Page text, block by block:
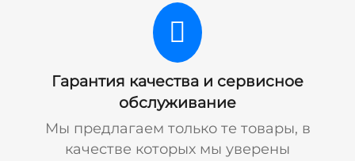
Гарантия качества и сервисное
обслуживание
Мы предлагаем только те товары, в
качестве которых мы уверены